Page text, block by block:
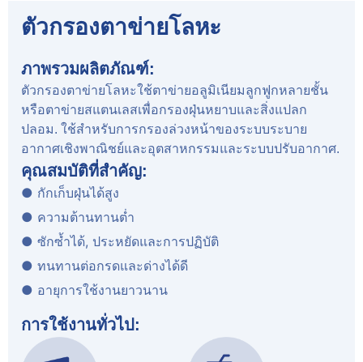
ตัวกรองตาข่ายโลหะ
ภาพรวมผลิตภัณฑ์:
ตัวกรองตาข่ายโลหะใช้ตาข่ายอลูมิเนียมลูกฟูกหลายชั้น
หรือตาข่ายสแตนเลสเพื่อกรองฝุ่นหยาบและสิ่งแปลก
ปลอม. ใช้สำหรับการกรองล่วงหน้าของระบบระบาย
อากาศเชิงพาณิชย์และอุตสาหกรรมและระบบปรับอากาศ.
คุณสมบัติที่สำคัญ:
● กักเก็บฝุ่นได้สูง
● ความต้านทานต่ำ
● ซักซ้ำได้, ประหยัดและการปฏิบัติ
● ทนทานต่อกรดและด่างได้ดี
● อายุการใช้งานยาวนาน
การใช้งานทั่วไป: